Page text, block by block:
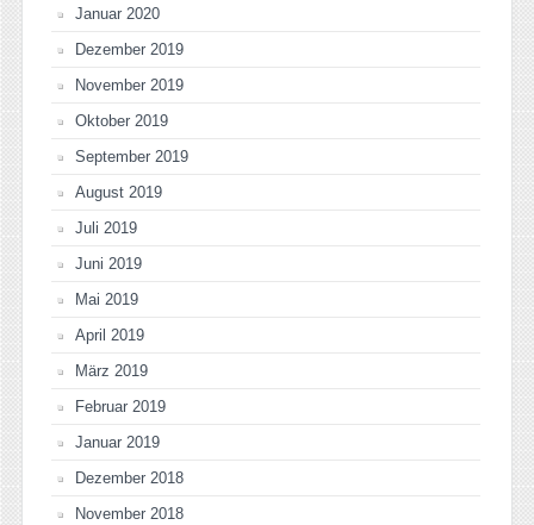
Januar 2020
Dezember 2019
November 2019
Oktober 2019
September 2019
August 2019
Juli 2019
Juni 2019
Mai 2019
April 2019
März 2019
Februar 2019
Januar 2019
Dezember 2018
November 2018